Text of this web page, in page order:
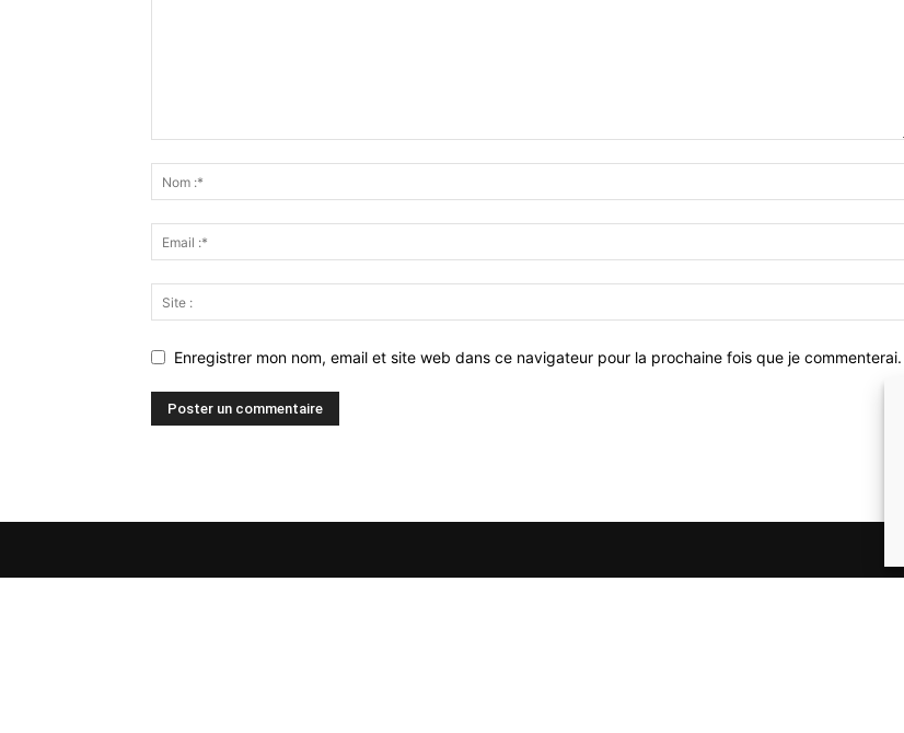
Enregistrer mon nom, email et site web dans ce navigateur pour la prochaine fois que je commenterai.